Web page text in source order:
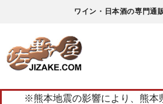
ワイン・日本酒の専門通
※熊本地震の影響により、熊本